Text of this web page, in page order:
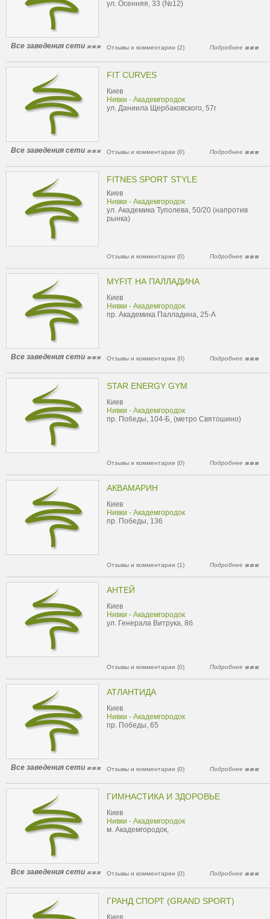
ул. Осенняя, 33 (№12)
Все заведения сети Отзывы и комментарии (2) Подробнее
FIT CURVES
Киев
Нивки - Академгородок
ул. Даниила Щербаковского, 57г
Все заведения сети Отзывы и комментарии (0) Подробнее
FITNES SPORT STYLE
Киев
Нивки - Академгородок
ул. Академика Туполева, 50/20 (напротив
рынка)
Отзывы и комментарии (0) Подробнее
MYFIT НА ПАЛЛАДИНА
Киев
Нивки - Академгородок
пр. Академика Палладина, 25-А
Все заведения сети Отзывы и комментарии (0) Подробнее
STAR ENERGY GYM
Киев
Нивки - Академгородок
пр. Победы, 104-Б, (метро Святошино)
Отзывы и комментарии (0) Подробнее
АКВАМАРИН
Киев
Нивки - Академгородок
пр. Победы, 136
Отзывы и комментарии (1) Подробнее
АНТЕЙ
Киев
Нивки - Академгородок
ул. Генерала Витрука, 8б
Отзывы и комментарии (0) Подробнее
АТЛАНТИДА
Киев
Нивки - Академгородок
пр. Победы, 65
Все заведения сети Отзывы и комментарии (0) Подробнее
ГИМНАСТИКА И ЗДОРОВЬЕ
Киев
Нивки - Академгородок
м. Академгородок,
Все заведения сети Отзывы и комментарии (0) Подробнее
ГРАНД СПОРТ (GRAND SPORT)
Киев